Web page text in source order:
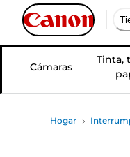
Cámaras
Tinta,
Hogar